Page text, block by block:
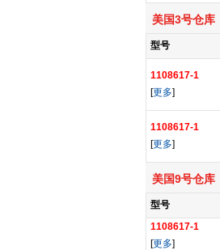
美国3号仓库
型号
1108617-1
[更多]
1108617-1
[更多]
美国9号仓库
型号
1108617-1
[更多]